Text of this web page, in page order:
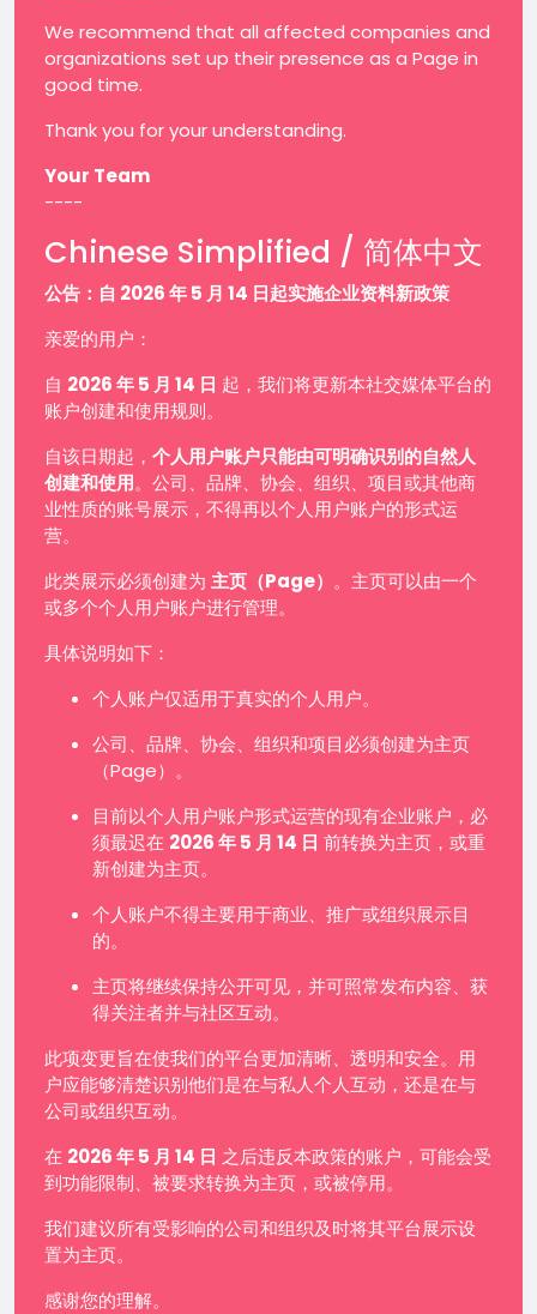
We recommend that all affected companies and
organizations set up their presence as a Page in
good time.
Thank you for your understanding.
Your Team
----
Chinese Simplified / 简体中文
公告：自 2026 年 5 月 14 日起实施企业资料新政策
亲爱的用户：
自 2026 年 5 月 14 日 起，我们将更新本社交媒体平台的
账户创建和使用规则。
自该日期起， 个人用户账户只能由可明确识别的自然人
创建和使用。公司、品牌、协会、组织、项目或其他商
业性质的账号展示，不得再以个人用户账户的形式运
营。
此类展示必须创建为 主页（Page） 。主页可以由一个
或多个个人用户账户进行管理。
具体说明如下：
个人账户仅适用于真实的个人用户。
公司、品牌、协会、组织和项目必须创建为主页
（Page）。
目前以个人用户账户形式运营的现有企业账户，必
须最迟在 2026 年 5 月 14 日 前转换为主页，或重
新创建为主页。
个人账户不得主要用于商业、推广或组织展示目
的。
主页将继续保持公开可见，并可照常发布内容、获
得关注者并与社区互动。
此项变更旨在使我们的平台更加清晰、透明和安全。用
户应能够清楚识别他们是在与私人个人互动，还是在与
公司或组织互动。
在 2026 年 5 月 14 日 之后违反本政策的账户，可能会受
到功能限制、被要求转换为主页，或被停用。
我们建议所有受影响的公司和组织及时将其平台展示设
置为主页。
感谢您的理解。